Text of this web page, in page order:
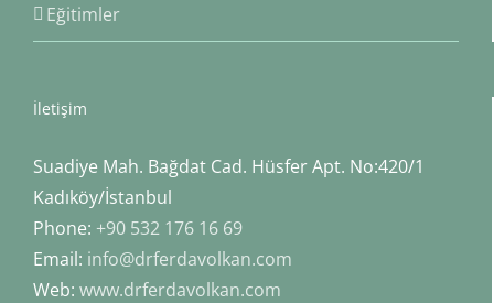
Eğitimler
İletişim
Suadiye Mah. Bağdat Cad. Hüsfer Apt. No:420/1
Kadıköy/İstanbul
Phone: +90 532 176 16 69
Email: info@drferdavolkan.com
Web: www.drferdavolkan.com